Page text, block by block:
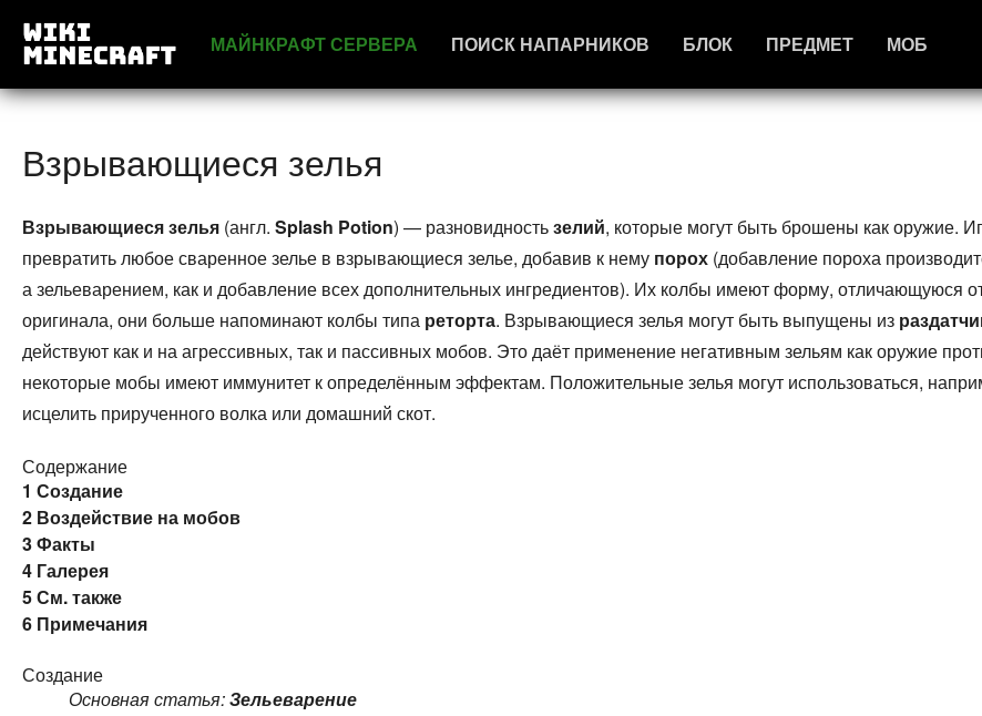
МАЙНКРАФТ СЕРВЕРА ПОИСК НАПАРНИКОВ БЛОК ПРЕДМЕТ МОБ
Взрывающиеся зелья
Взрывающиеся зелья (англ. Splash Potion) — разновидностьзелий, которые могут быть брошены как оружие.
превратить любое сваренное зелье в взрывающиеся зелье, добавив к нему порох (добавление пороха
а зельеварением, как и добавление всех дополнительных ингредиентов). Их колбы имеют форму, отличающуюся
оригинала, они больше напоминают колбы типа реторта. Взрывающиеся зелья могут быть выпущены из
действуют как и на агрессивных, так и пассивных мобов. Это даёт применение негативным зельям как оружие
некоторые мобы имеют иммунитет к определённым эффектам. Положительные зелья могут использоваться,
исцелить прирученного волка или домашний скот.
Содержание
1 Создание
2 Воздействие на мобов
3Факты
4 Галерея
5См. также
6 Примечания
Создание
Основная статья:Зельеварение